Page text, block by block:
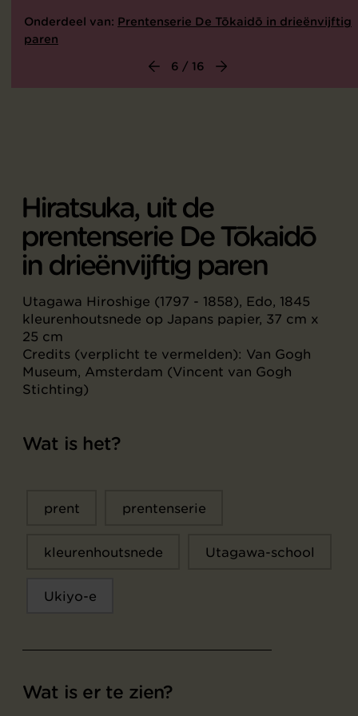
Onderdeel van: Prentenserie De Tōkaidō in drieënvijftig
paren
6 / 16
Hiratsuka, uit de
prentenserie De Tōkaidō
in drieënvijftig paren
Utagawa Hiroshige (1797 - 1858), Edo, 1845
kleurenhoutsnede op Japans papier, 37 cm x
25 cm
Credits (verplicht te vermelden): Van Gogh
Museum, Amsterdam (Vincent van Gogh
Stichting)
Wat is het?
prent prentenserie
kleurenhoutsnede Utagawa-school
Ukiyo-e
Wat is er te zien?